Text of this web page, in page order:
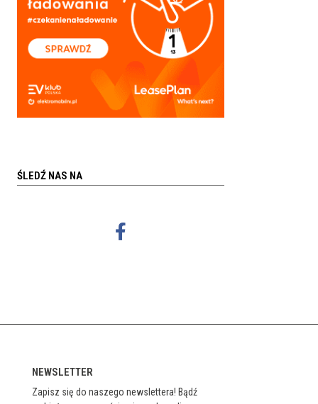
ŚLEDŹ NAS NA
NEWSLETTER
Zapisz się do naszego newslettera! Bądź